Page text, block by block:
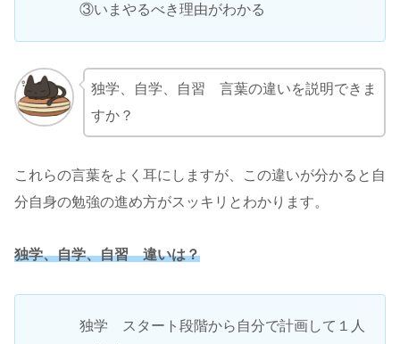
③いまやるべき理由がわかる
独学、自学、自習 言葉の違いを説明できま
すか？
これらの言葉をよく耳にしますが、この違いが分かると自
分自身の勉強の進め方がスッキリとわかります。
独学、自学、自習 違いは？
独学 スタート段階から自分で計画して１人